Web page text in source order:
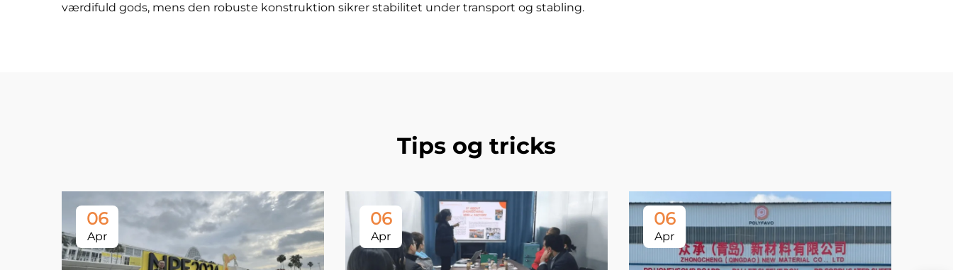
værdifuld gods, mens den robuste konstruktion sikrer stabilitet under transport og stabling.
Tips og tricks
06
Apr
06
Apr
06
Apr